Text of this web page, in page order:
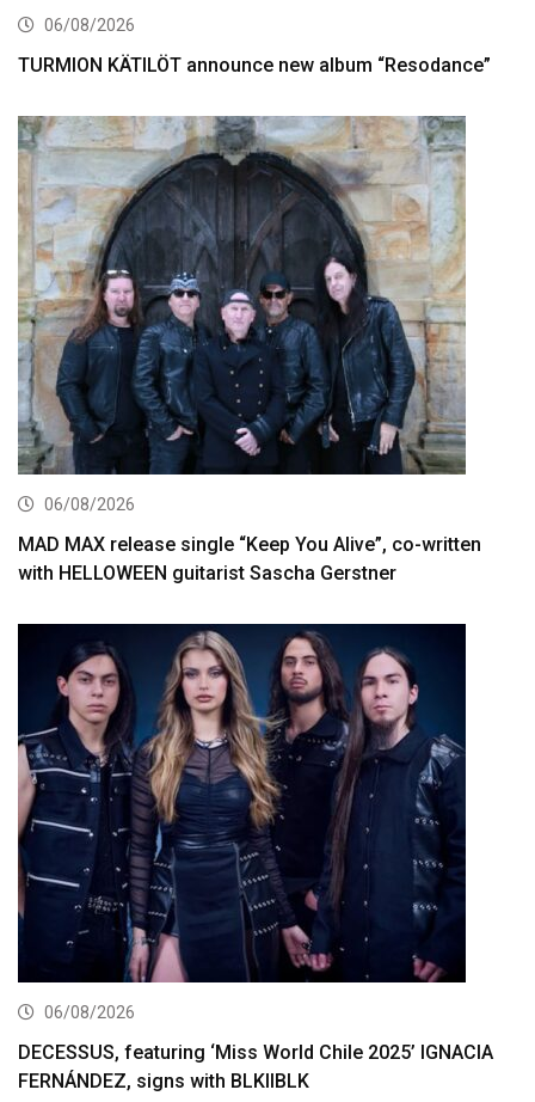
06/08/2026
TURMION KÄTILÖT announce new album “Resodance”
06/08/2026
MAD MAX release single “Keep You Alive”, co-written
with HELLOWEEN guitarist Sascha Gerstner
06/08/2026
DECESSUS, featuring ‘Miss World Chile 2025’ IGNACIA
FERNÁNDEZ, signs with BLKIIBLK